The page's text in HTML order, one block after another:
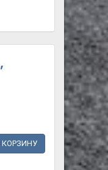
КОРЗИНУ